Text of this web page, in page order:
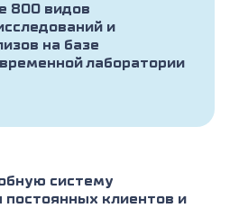
800 видов
и
на базе
лаборатории
систему
постоянных клиентов и